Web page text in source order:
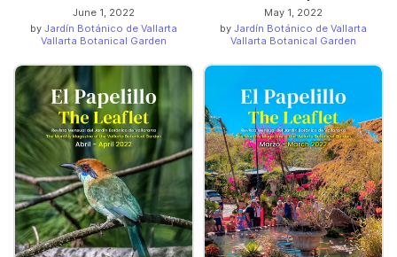
June 1, 2022
by Jardín Botánico de Vallarta
Vallarta Botanical Garden
May 1, 2022
by Jardín Botánico de Vallarta
Vallarta Botanical Garden